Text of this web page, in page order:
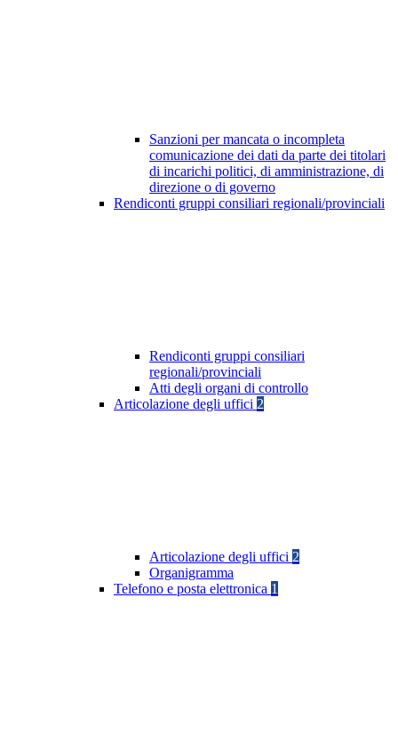
Sanzioni per mancata o incompleta
comunicazione dei dati da parte dei titolari
di incarichi politici, di amministrazione, di
direzione o di governo
Rendiconti gruppi consiliari regionali/provinciali
Rendiconti gruppi consiliari
regionali/provinciali
Atti degli organi di controllo
Articolazione degli uffici 2
Articolazione degli uffici 2
Organigramma
Telefono e posta elettronica 1